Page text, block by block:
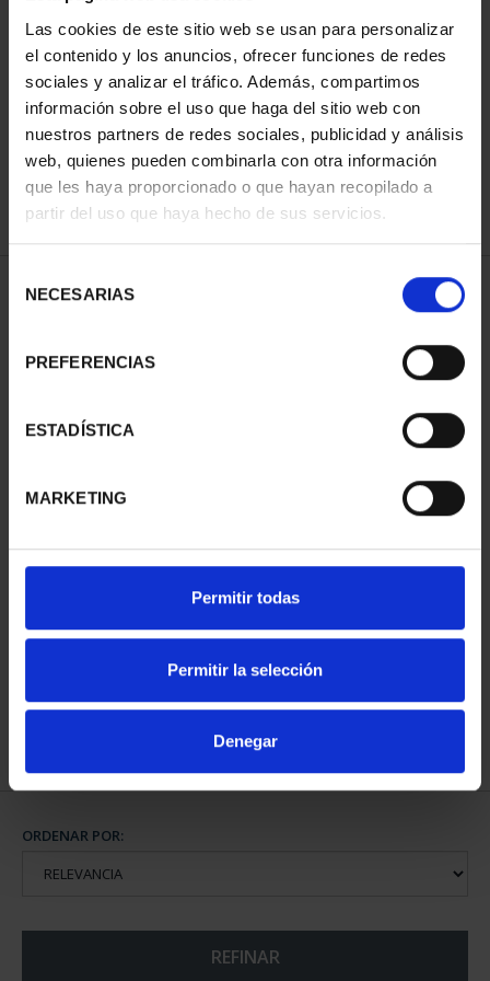
Las cookies de este sitio web se usan para personalizar
el contenido y los anuncios, ofrecer funciones de redes
sociales y analizar el tráfico. Además, compartimos
información sobre el uso que haga del sitio web con
nuestros partners de redes sociales, publicidad y análisis
web, quienes pueden combinarla con otra información
que les haya proporcionado o que hayan recopilado a
partir del uso que haya hecho de sus servicios.
NECESARIAS
PREFERENCIAS
ESTADÍSTICA
MARKETING
Permitir todas
Permitir la selección
Denegar
ORDENAR POR:
REFINAR
1 Productos encontrados
ESCORIAL
ORDENAR POR:
REFINAR